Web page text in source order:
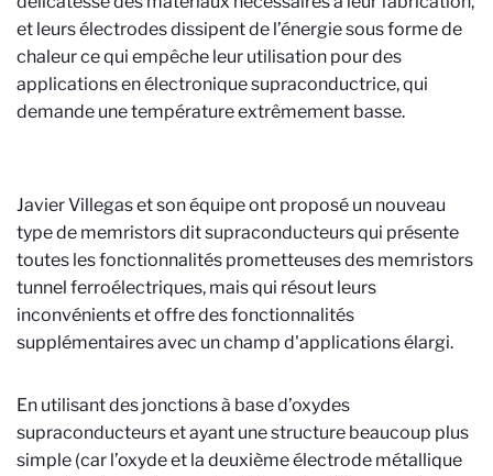
et leurs électrodes dissipent de l’énergie sous forme de
chaleur ce qui empêche leur utilisation pour des
applications en électronique supraconductrice, qui
demande une température extrêmement basse.
Javier Villegas et son équipe ont proposé un nouveau
type de memristors dit supraconducteurs qui présente
toutes les fonctionnalités prometteuses des memristors
tunnel ferroélectriques, mais qui résout leurs
inconvénients et offre des fonctionnalités
supplémentaires avec un champ d'applications élargi.
En utilisant des jonctions à base d’oxydes
supraconducteurs et ayant une structure beaucoup plus
simple (car l’oxyde et la deuxième électrode métallique